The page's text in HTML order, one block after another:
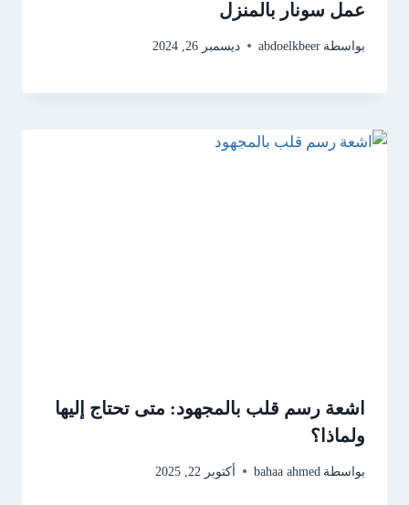
عمل سونار بالمنزل
بواسطة abdoelkbeer ديسمبر 26, 2024
اشعة رسم قلب بالمجهود: متى تحتاج إليها
ولماذا؟
بواسطة bahaa ahmed أكتوبر 22, 2025